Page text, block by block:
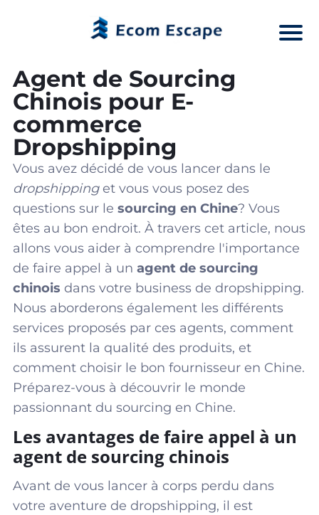
Agent de Sourcing
Chinois pour E-
commerce
Dropshipping
Vous avez décidé de vous lancer dans le
dropshippinget vous vous posez des
questions sur le sourcing en Chine? Vous
êtes au bon endroit. À travers cet article, nous
allons vous aider à comprendre l'importance
de faire appel à un agent de sourcing
chinois dans votre business de dropshipping.
Nous aborderons également les différents
services proposés par ces agents, comment
ils assurent la qualité des produits, et
comment choisir le bon fournisseur en Chine.
Préparez-vous à découvrir le monde
passionnant du sourcing en Chine.
Les avantages de faire appel à un
agent de sourcing chinois
Avant de vous lancer à corps perdu dans
votre aventure de dropshipping, il est